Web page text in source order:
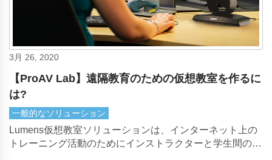
3月 26, 2020
【ProAV Lab】遠隔教育のための仮想教室を作るに
は?
一般的なソリューション
Lumens仮想教室ソリューションは、インターネット上の
トレーニング活動のためにインストラクターと学生間のオ